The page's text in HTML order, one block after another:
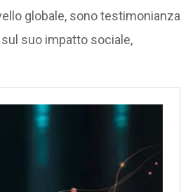
globale, sono testimonianza
suo impatto sociale,